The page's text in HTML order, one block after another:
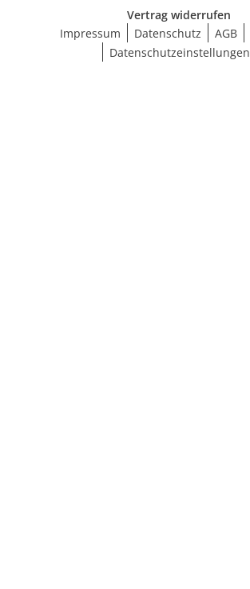
Vertrag widerrufen
Impressum
Datenschutz AGB
Datenschutzeinstellungen